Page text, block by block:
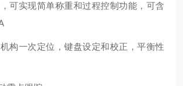
可实现简单称重和过程控制功能，可含
构一次定位，键盘设定和校正，平衡性